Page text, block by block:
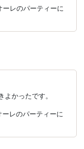
レのパーティーに
かったです。
レのパーティーに